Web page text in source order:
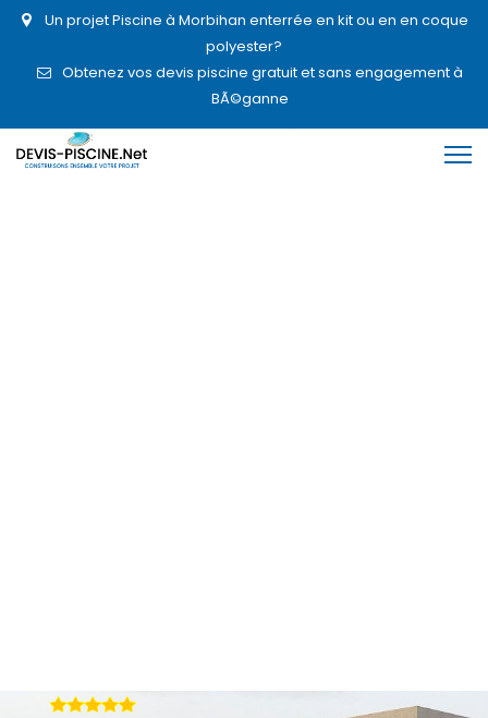
Un projet Piscine à Morbihan enterrée en kit ou en en coque
polyester?
Obtenez vos devis piscine gratuit et sans engagement à
BÃ©ganne